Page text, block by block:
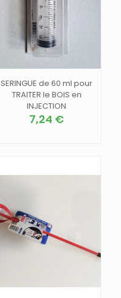
SERINGUE de 60 ml pour
TRAITER le BOIS en
INJECTION
7,24 €